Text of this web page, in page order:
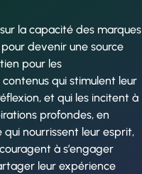
la capacité des marques
devenir une source
pour les
qui stimulent leur
et qui les incitent à
profondes, en
nourrissent leur esprit,
à s’engager
leur expérience